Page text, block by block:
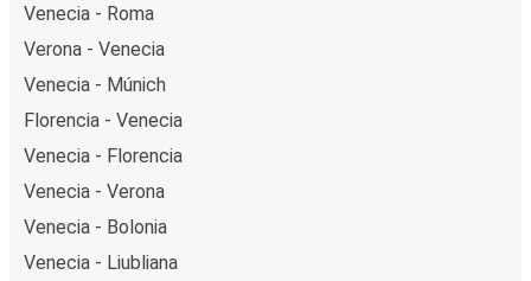
Venecia - Roma
Verona - Venecia
Venecia - Múnich
Florencia - Venecia
Venecia - Florencia
Venecia - Verona
Venecia - Bolonia
Venecia - Liubliana